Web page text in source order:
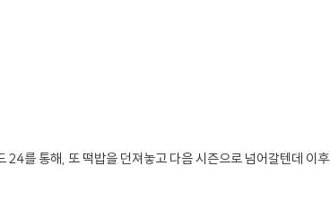
를 통해, 또 떡밥을 던져놓고 다음 시즌으로 넘어갈텐데 이